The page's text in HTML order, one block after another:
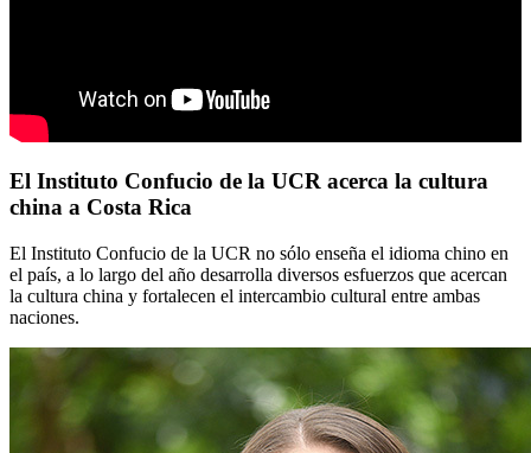
El Instituto Confucio de la UCR acerca la cultura
china a Costa Rica
El Instituto Confucio de la UCR no sólo enseña el idioma chino en
el país, a lo largo del año desarrolla diversos esfuerzos que acercan
la cultura china y fortalecen el intercambio cultural entre ambas
naciones.